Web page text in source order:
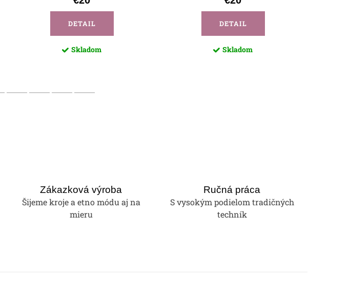
DETAIL
Skladom
DETAIL
Skladom
Zákazková výroba
Šijeme kroje a etno módu aj na
mieru
Ručná práca
S vysokým podielom tradičných
techník